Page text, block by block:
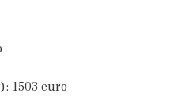
1503 euro